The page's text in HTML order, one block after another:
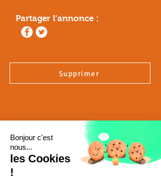
Partager l'annonce :
Supprimer
Bonjour c'est
nous...
les Cookies
!